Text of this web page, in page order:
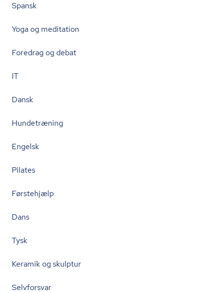
Spansk
Yoga og meditation
Foredrag og debat
IT
Dansk
Hundetræning
Engelsk
Pilates
Førstehjælp
Dans
Tysk
Keramik og skulptur
Selvforsvar